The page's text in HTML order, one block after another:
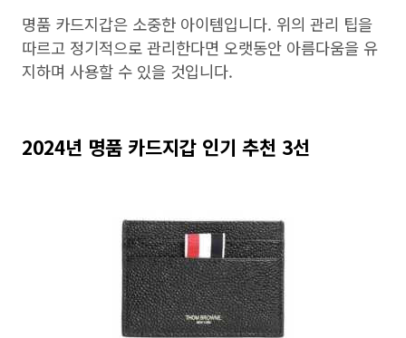
명품 카드지갑은 소중한 아이템입니다. 위의 관리 팁을
따르고 정기적으로 관리한다면 오랫동안 아름다움을 유
지하며 사용할 수 있을 것입니다.
2024년 명품 카드지갑 인기 추천 3선